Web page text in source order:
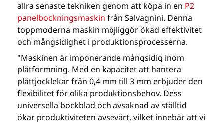
allra senaste tekniken genom att köpa in en P2
panelbockningsmaskin från Salvagnini. Denna
toppmoderna maskin möjliggör ökad effektivitet
och mångsidighet i produktionsprocesserna.
"Maskinen är imponerande mångsidig inom
plåtformning. Med en kapacitet att hantera
plåttjocklekar från 0,4 mm till 3 mm erbjuder den
flexibilitet för olika produktionsbehov. Dess
universella bockblad och avsaknad av ställtid
ökar produktiviteten avsevärt, vilket innebär att vi